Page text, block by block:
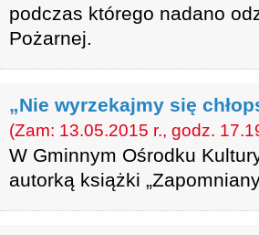
podczas którego nadano
Pożarnej.
„Nie wyrzekajmy się
(Zam: 13.05.2015 r., godz.
W Gminnym Ośrodku
autorką książki